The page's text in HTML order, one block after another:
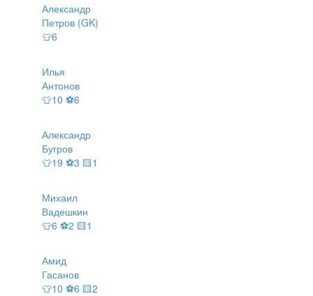
Александр
Петров (GK)
👕6
Илья
Антонов
👕10 ⚽6
Александр
Бугров
👕19 ⚽3 🟨1
Михаил
Вадешкин
👕6 ⚽2 🟨1
Амид
Гасанов
👕10 ⚽6 🟨2